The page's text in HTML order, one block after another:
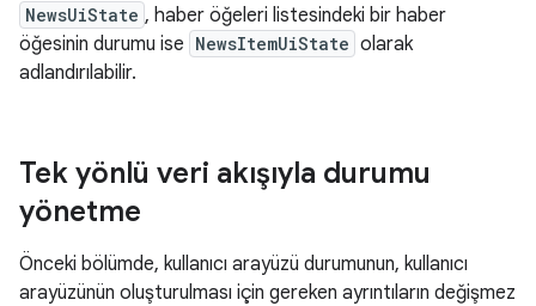
NewsUiState , haber öğeleri listesindeki bir haber
öğesinin durumu ise NewsItemUiState olarak
adlandırılabilir.
Tek yönlü veri akışıyla durumu
yönetme
Önceki bölümde, kullanıcı arayüzü durumunun, kullanıcı
arayüzünün oluşturulması için gereken ayrıntıların değişmez